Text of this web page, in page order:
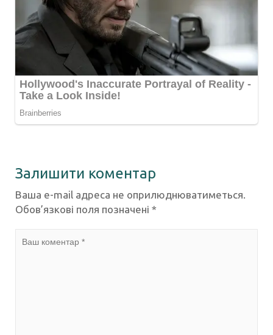
Залишити коментар
Ваша e-mail адреса не оприлюднюватиметься.
Обов’язкові поля позначені *